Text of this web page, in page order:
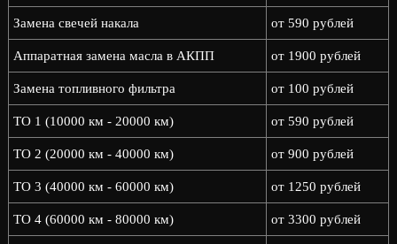
Замена свечей накала от 590 рублей
Аппаратная замена масла в АКПП от 1900 рублей
Замена топливного фильтра от 100 рублей
ТО 1 (10000 км - 20000 км) от 590 рублей
ТО 2 (20000 км - 40000 км) от 900 рублей
ТО 3 (40000 км - 60000 км) от 1250 рублей
ТО 4 (60000 км - 80000 км) от 3300 рублей